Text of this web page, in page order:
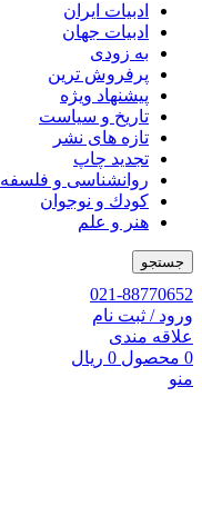
ادبیات ایران
ادبیات جهان
به زودی
پرفروش ترین
پیشنهاد ویژه
تاریخ و سیاست
تازه های نشر
تجدید چاپ
روانشناسی و فلسفه
کودك و نوجوان
هنر و علم
جستجو
021-88770652
ورود / ثبت نام
علاقه مندی
0 محصول 0 ریال
منو